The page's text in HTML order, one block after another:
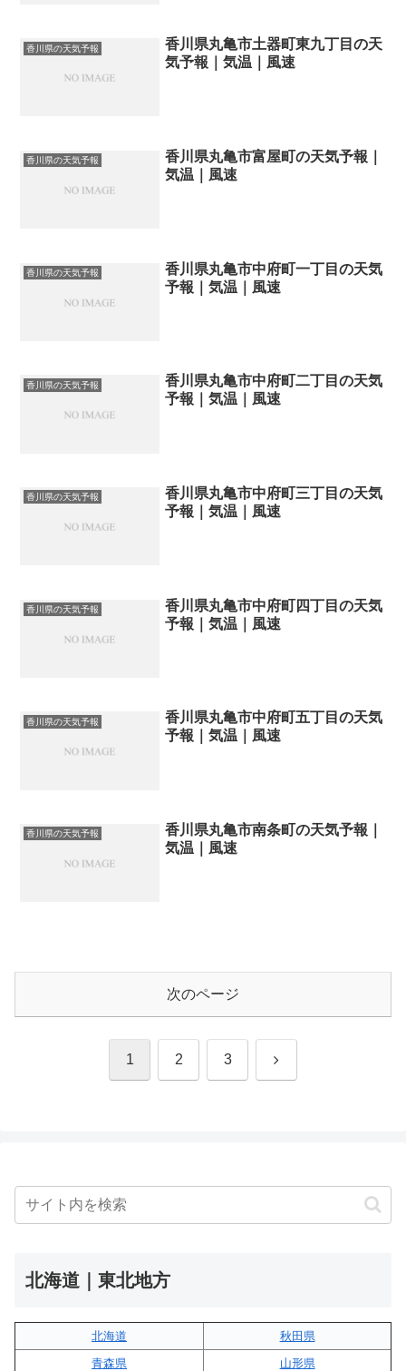
香川県の天気予報
香川県丸亀市土器町東九丁目の天
気予報｜気温｜風速
香川県の天気予報
香川県丸亀市富屋町の天気予報｜
気温｜風速
香川県の天気予報
香川県丸亀市中府町一丁目の天気
予報｜気温｜風速
香川県の天気予報
香川県丸亀市中府町二丁目の天気
予報｜気温｜風速
香川県の天気予報
香川県丸亀市中府町三丁目の天気
予報｜気温｜風速
香川県の天気予報
香川県丸亀市中府町四丁目の天気
予報｜気温｜風速
香川県の天気予報
香川県丸亀市中府町五丁目の天気
予報｜気温｜風速
香川県の天気予報
香川県丸亀市南条町の天気予報｜
気温｜風速
次のページ
1 2 3 次
北海道｜東北地方
北海道
秋田県
青森県
山形県